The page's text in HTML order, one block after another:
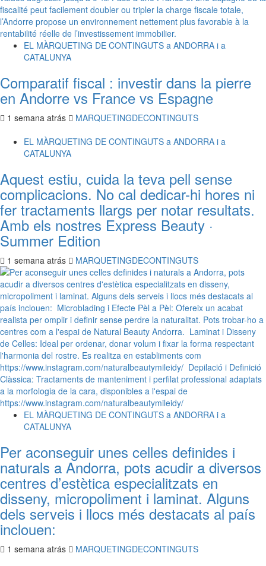
EL MÀRQUETING DE CONTINGUTS a ANDORRA i a
CATALUNYA
Comparatif fiscal : investir dans la pierre
en Andorre vs France vs Espagne
1 semana atrás
MARQUETINGDECONTINGUTS
EL MÀRQUETING DE CONTINGUTS a ANDORRA i a
CATALUNYA
Aquest estiu, cuida la teva pell sense
complicacions. No cal dedicar-hi hores ni
fer tractaments llargs per notar resultats.
Amb els nostres Express Beauty ·
Summer Edition
1 semana atrás MARQUETINGDECONTINGUTS
EL MÀRQUETING DE CONTINGUTS a ANDORRA i a
CATALUNYA
Per aconseguir unes celles definides i
naturals a Andorra, pots acudir a diversos
centres d’estètica especialitzats en
disseny, micropoliment i laminat. Alguns
dels serveis i llocs més destacats al país
inclouen:
1 semana atrás
MARQUETINGDECONTINGUTS